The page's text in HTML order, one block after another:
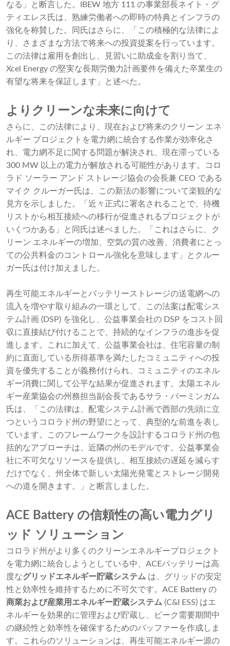
なる」と断言した。IBEW 地方 111 の事業部長ネイト・グ
ティエレス氏は、熟練労働者への即時の特典とインフラの
強化を称賛した。同氏はさらに、「この積極的な法律によ
り、さまざまな方法で将来への投資提案を行っています。
この法律は雇用を創出し、見習いに助成金を割り当て、
Xcel Energy の堅実な長期労働力計画要件を備えた卒業生の
有望な将来を保証します」と述べた。
よりクリーンな未来に向けて
さらに、この法律により、現在および将来のクリーン エネ
ルギー プロジェクトを電力網に統合する作業が効率化さ
れ、電力網不足に関する問題が解決され、現在滞っている
300 MW 以上の電力が解放される可能性があります。コロ
ラド ソーラー アンド ストレージ協会の会長兼 CEO である
マイク クルーガー氏は、この新法の影響について楽観的な
見方を示しました。「近々正式に署名されることで、待機
リストから相互接続への移行が促進されるプロジェクトが
いくつかある」と同氏は述べました。「これはさらに、ク
リーン エネルギーの増加、空気の質の改善、消費者にとっ
ての公共料金のコントロール強化を意味します」とクルー
ガー氏は付け加えました。
再生可能エネルギーとバッテリーストレージの送電網への
流入を増やす取り組みの一環として、この法案は配電シス
テム計画 (DSP) を強化し、公益事業会社の DSP をコスト回
収に直接結び付けることで、持続的なインフラの進歩を促
進します。これに加えて、公益事業会社は、住宅容量の制
約に直面している所得基準を満たしたコミュニティへの投
資を優先することが義務付けられ、コミュニティのエネル
ギー消費に関して公平な結果が促進されます。太陽エネル
ギー産業協会の州務担当副会長であるサラ・バーミンガム
氏は、「この法律は、配電システム計画で西部の先頭に立
つというコロラド州の野望にとって、典型的な前進を表し
ています。このフレームワークを設計するコロラド州の包
括的なアプローチは、近隣の州のモデルです。公益事業会
社に不可欠なリソースを提供し、相互接続の遅延を減らす
だけでなく、州全体で新しい太陽光発電とストレージ開発
への道を開きます。」と断言しました。
ACE Battery の信頼性の高い電力グリ
ッド ソリューション
コロラド州がより多くのクリーンエネルギープロジェクト
を電力網に統合しようとしている中、ACEバッテリーは高
度なグリッドエネルギー貯蔵システム は、グリッドの安定
性と効率性を維持するために不可欠です。ACE Battery の
商業および産業用エネルギー貯蔵システム (C&I ESS) はエ
ネルギーを効果的に管理および貯蔵し、ピーク需要期間中
の継続性と効率性を確保するためのバッファーを作成しま
す。これらのソリューションは、再生可能エネルギー源の